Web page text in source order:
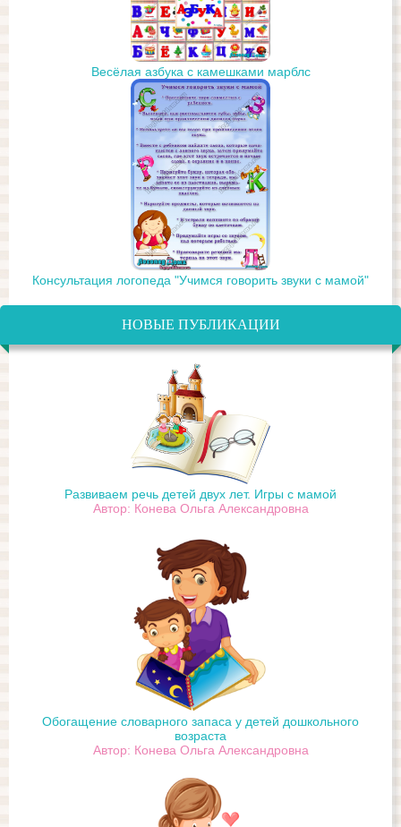
Весёлая азбука с камешками марблс
Консультация логопеда "Учимся говорить звуки с мамой"
НОВЫЕ ПУБЛИКАЦИИ
Развиваем речь детей двух лет. Игры с мамой
Автор: Конева Ольга Александровна
Обогащение словарного запаса у детей дошкольного
возраста
Автор: Конева Ольга Александровна